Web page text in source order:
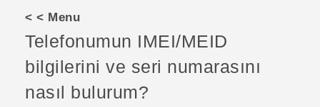
VIVERSE
DESTEK
< < Menu
Telefonumun IMEI/MEID
bilgilerini ve seri numarasını
nasıl bulurum?